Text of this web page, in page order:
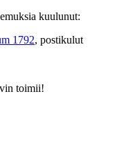
kuulunut:
1792, postikulut
toimii!